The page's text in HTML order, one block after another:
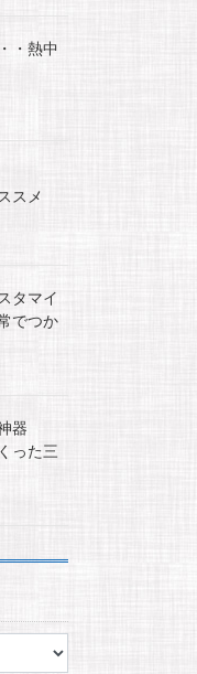
・熱中
スメ
タマイ
でつか
器
った三